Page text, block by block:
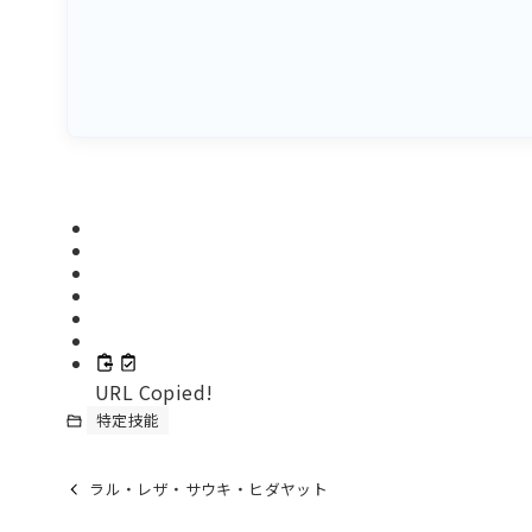
URL Copied!
特定技能
ラル・レザ・サウキ・ヒダヤット